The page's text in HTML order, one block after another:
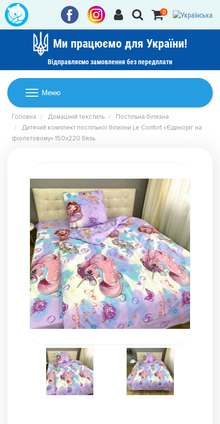
Ми працюємо для України!
Відправляємо замовлення без передплати
0
Меню
Домашній текстиль
Ковдри
Подушки
Пледи
Рушники
Наматрацники
Комплекти з ковдр, подушок і постільної білизни
Дитячі товари
Дитячий текстиль
Акції
Головна Домашній текстиль
Постільна білизна
Дитячий комплект постільної білизни Le Confort «Єдиноріг на
фіолетовому» 150x220 Бязь